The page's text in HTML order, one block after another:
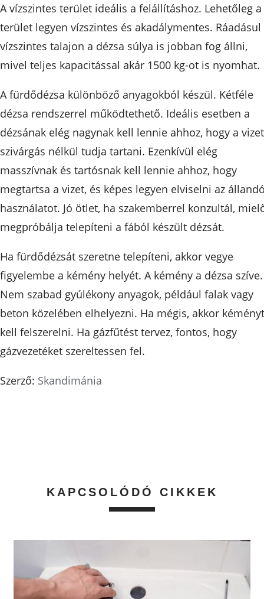
A vízszintes terület ideális a felállításhoz. Lehetőleg a
terület legyen vízszintes és akadálymentes. Ráadásul
vízszintes talajon a dézsa súlya is jobban fog állni,
mivel teljes kapacitással akár 1500 kg-ot is nyomhat.
A fürdődézsa különböző anyagokból készül. Kétféle
dézsa rendszerrel működtethető. Ideális esetben a
dézsának elég nagynak kell lennie ahhoz, hogy a vizet
szivárgás nélkül tudja tartani. Ezenkívül elég
masszívnak és tartósnak kell lennie ahhoz, hogy
megtartsa a vizet, és képes legyen elviselni az
használatot. Jó ötlet, ha szakemberrel konzultál,
megpróbálja telepíteni a fából készült dézsát.
Ha fürdődézsát szeretne telepíteni, akkor vegye
figyelembe a kémény helyét. A kémény a dézsa szíve.
Nem szabad gyúlékony anyagok, például falak vagy
beton közelében elhelyezni. Ha mégis, akkor kéményt
kell felszerelni. Ha gázfűtést tervez, fontos, hogy
gázvezetéket szereltessen fel.
Szerző: Skandimánia
KAPCSOLÓDÓ CIKKEK